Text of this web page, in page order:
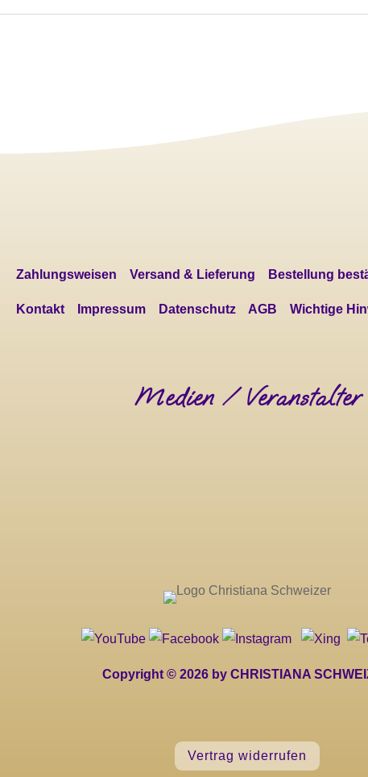
Zahlungsweisen Versand & Lieferung Bestellung
Kontakt Impressum Datenschutz AGB Wichtige
Medien / Veranstalter
Copyright © 2026 by CHRISTIANA
Vertrag widerrufen